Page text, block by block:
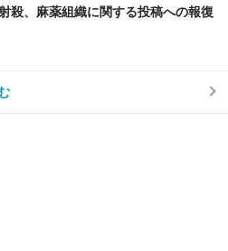
殺、麻薬組織に関する投稿への報復